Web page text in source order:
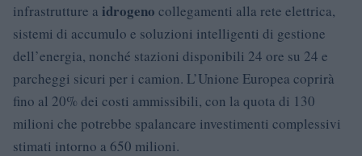
infrastrutture a idrogeno collegamenti alla rete elettrica,
sistemi di accumulo e soluzioni intelligenti di gestione
dell’energia, nonché stazioni disponibili 24 ore su 24 e
parcheggi sicuri per i camion. L’Unione Europea coprirà
fino al 20% dei costi ammissibili, con la quota di 130
milioni che potrebbe spalancare investimenti complessivi
stimati intorno a 650 milioni.